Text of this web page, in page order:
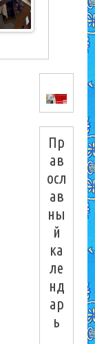
Пр
ав
осл
ав
ны
й
ка
ле
нд
ар
ь